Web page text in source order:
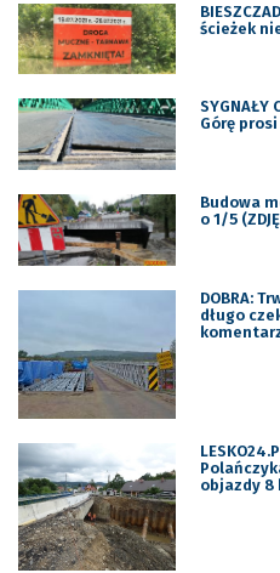
ścieżek
SYGNAŁY
Górę prosi
Budowa
o 1/5
DOBRA:
długo
objazdy 8